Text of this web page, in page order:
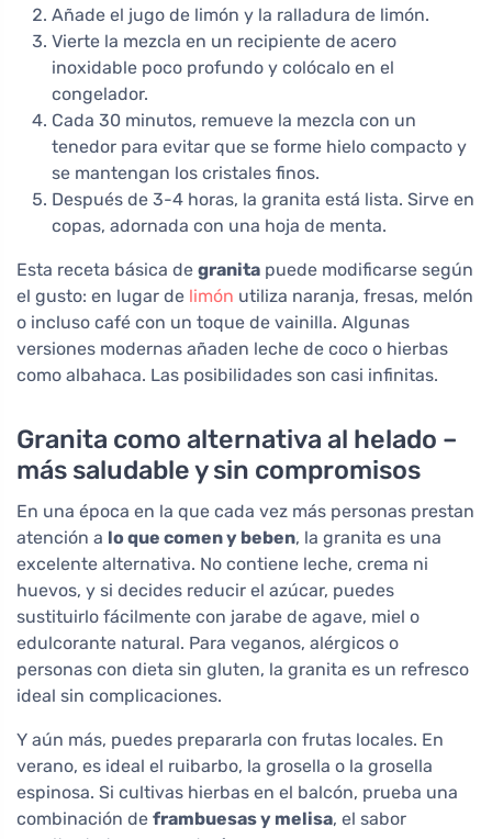
Añade el jugo de limón y la ralladura de limón.
Vierte la mezcla en un recipiente de acero
inoxidable poco profundo y colócalo en el
congelador.
Cada 30 minutos, remueve la mezcla con un
tenedor para evitar que se forme hielo compacto y
se mantengan los cristales finos.
Después de 3-4 horas, la granita está lista. Sirve en
copas, adornada con una hoja de menta.
Esta receta básica de granita puede modificarse según
el gusto: en lugar de limón utiliza naranja, fresas, melón
o incluso café con un toque de vainilla. Algunas
versiones modernas añaden leche de coco o hierbas
como albahaca. Las posibilidades son casi infinitas.
Granita como alternativa al helado –
más saludable y sin compromisos
En una época en la que cada vez más personas prestan
atención a lo que comen y beben, la granita es una
excelente alternativa. No contiene leche, crema ni
huevos, y si decides reducir el azúcar, puedes
sustituirlo fácilmente con jarabe de agave, miel o
edulcorante natural. Para veganos, alérgicos o
personas con dieta sin gluten, la granita es un refresco
ideal sin complicaciones.
Y aún más, puedes prepararla con frutas locales. En
verano, es ideal el ruibarbo, la grosella o la grosella
espinosa. Si cultivas hierbas en el balcón, prueba una
combinación de frambuesas y melisa, el sabor